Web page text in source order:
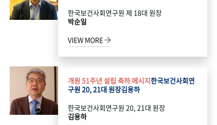
한국보건사회연구원 제 18대 원장
박순일
VIEW MORE
개원 51주년 설립 축하 메시지한국보건사회연
구원 20, 21대 원장김용하
한국보건사회연구원 20, 21대 원장
김용하